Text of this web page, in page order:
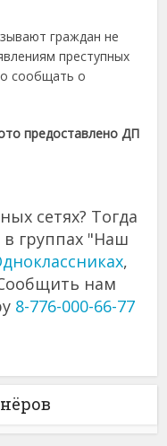
граждан не
преступных
сообщать о
предоставлено ДП
сетях? Тогда
группах "Наш
,
нам
8-776-000-66-77